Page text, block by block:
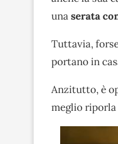
unaserata
Tuttavia,
portano in
Anzitutto, è
meglio riporla